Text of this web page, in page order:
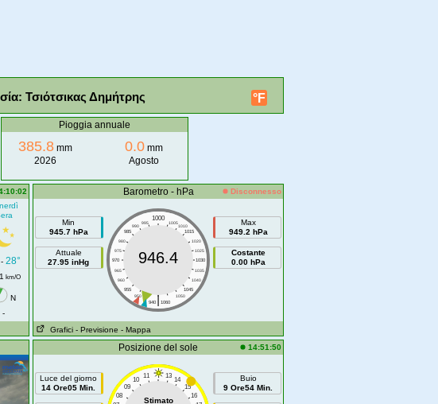
°F
Τσιότσικας Δημήτρης
Pioggia annuale
385.8 mm
2026
0.0mm
Agosto
- 28°
km/O
N
-
Barometro - hPa Disconnesso
Min
945.7 hPa
Attuale
27.95 inHg
1000
995 1005
990
1010
985
1015
980
1020
975
1025
970
1030
965
1035
960
1040
955
1045
950
1050
|
940 1060
946.4
Max
949.2 hPa
Costante
0.00 hPa
Grafici - Previsione - Mappa
Posizione del sole 14:51:50
Luce del giorno
14 Ore05 Min.
11 13
10
14
09
15
08
16
Stimato
Buio
9 Ore54 Min.